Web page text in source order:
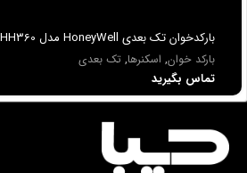
بارکدخوان تک بعدی HoneyWell مدل HH360
بارکد خوان, اسکنرها, تک بعدی
تماس بگیرید